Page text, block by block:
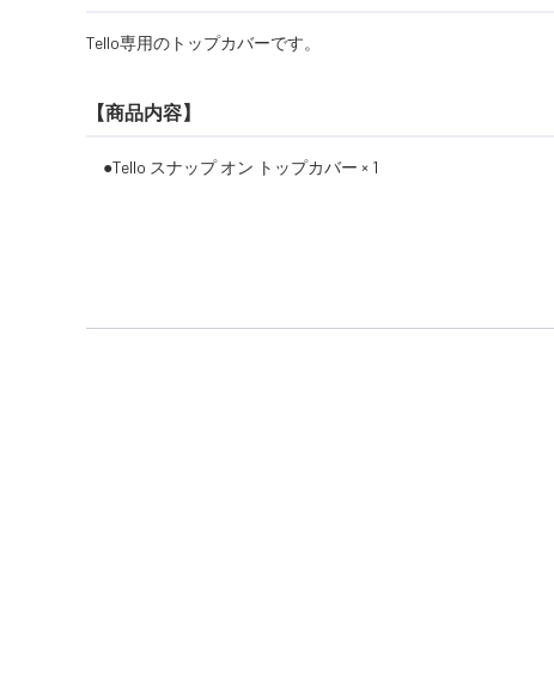
Tello専用のトップカバーです。
【商品内容】
●Tello スナップ オン トップカバー × 1